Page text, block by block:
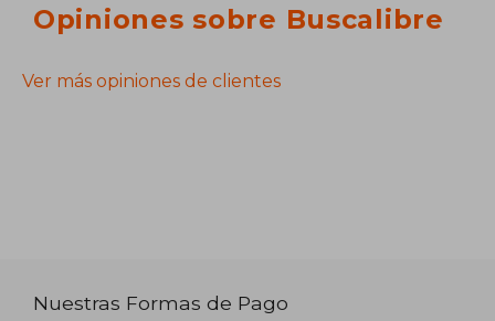
Opiniones sobre Buscalibre
Ver más opiniones de clientes
Nuestras Formas de Pago